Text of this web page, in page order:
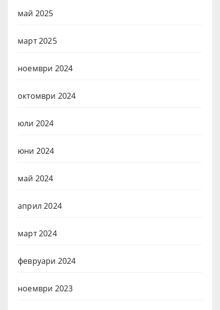
май 2025
март 2025
ноември 2024
октомври 2024
юли 2024
юни 2024
май 2024
април 2024
март 2024
февруари 2024
ноември 2023